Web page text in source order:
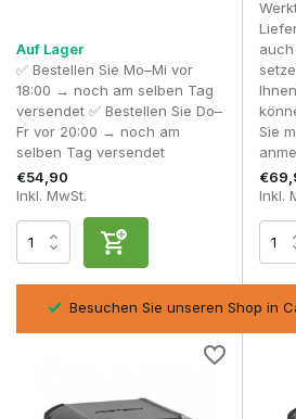
Kann ich einen Chrono zu Hause
Ja, das ist ideal zum Testen und
Misst ein Chronograph auch Joule?
Viele moderne Chronographen
Joule berechnen.
Mit einem Airsoft-Chronographen
Kontrolle über deine Leistung und
Setup immer optimal und spielfeldbereit
Auf Lager
✅ Bestellen Sie Mo–Mi vor
18:00 → noch am selben Tag
versendet ✅ Bestellen Sie Do–
Fr vor 20:00 → noch am
selben Tag versendet
€54,90
Inkl. MwSt.
Sie
Inkl.
Rücksendungen innerhalb